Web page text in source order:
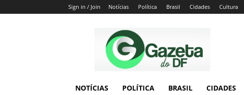
Sign in / Join Notícias Política Brasil Cidades Cultura
do
DF
NOTÍCIAS POLÍTICA BRASIL CIDADES